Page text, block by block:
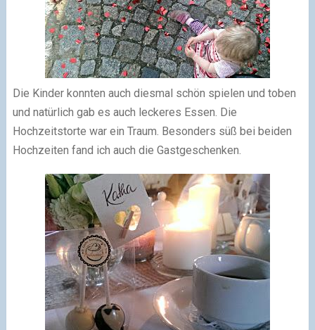
Die Kinder konnten auch diesmal schön spielen und toben
und natürlich gab es auch leckeres Essen. Die
Hochzeitstorte war ein Traum. Besonders süß bei beiden
Hochzeiten fand ich auch die Gastgeschenken.